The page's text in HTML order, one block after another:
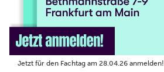
Jetzt für den Fachtag am 28.04.26 anmelden!